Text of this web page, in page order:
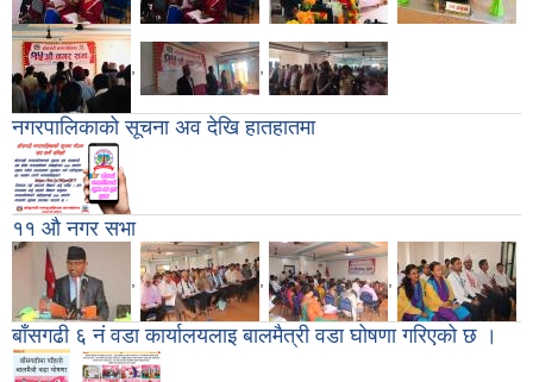
, ,
नगरपालिकाको सूचना अव देखि हातहातमा
११ औ नगर सभा
, , ,
बाँसगढी ६ नं वडा कार्यालयलाइ बालमैत्री वडा घोषणा गरिएको छ ।